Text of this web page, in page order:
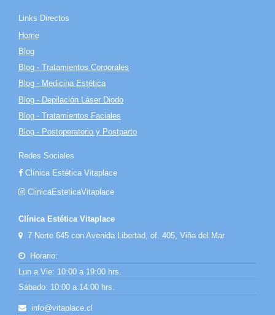
Links Directos
Home
Blog
Blog - Tratamientos Corporales
Blog - Medicina Estética
Blog - Depilación Láser Diodo
Blog - Tratamientos Faciales
Blog - Postoperatorio y Postparto
Redes Sociales
Clínica Estética Vitaplace
ClinicaEsteticaVitaplace
Clínica Estética Vitaplace
7 Norte 645 con Avenida Libertad, of. 405, Viña del Mar
Horario:
Lun a Vie: 10:00 a 19:00 hrs.
Sábado: 10:00 a 14:00 hrs.
info@vitaplace.cl